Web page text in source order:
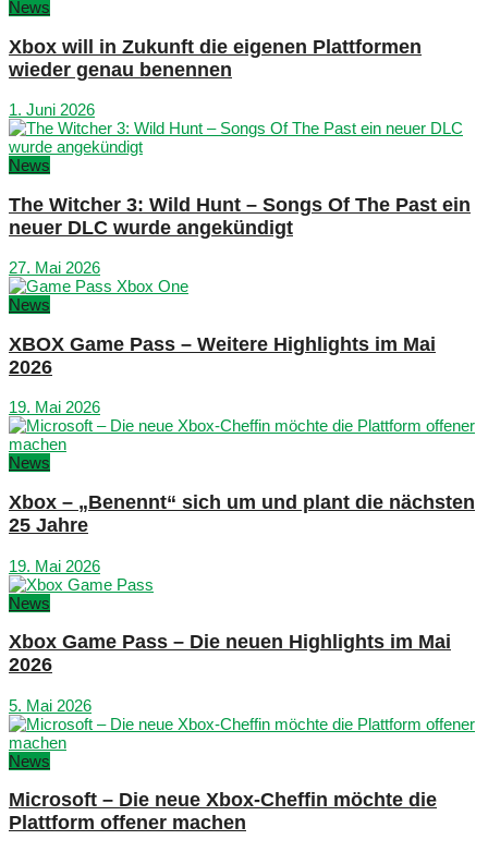
News
Xbox will in Zukunft die eigenen Plattformen
wieder genau benennen
1. Juni 2026
News
The Witcher 3: Wild Hunt – Songs Of The Past ein
neuer DLC wurde angekündigt
27. Mai 2026
News
XBOX Game Pass – Weitere Highlights im Mai
2026
19. Mai 2026
News
Xbox – „Benennt“ sich um und plant die nächsten
25 Jahre
19. Mai 2026
News
Xbox Game Pass – Die neuen Highlights im Mai
2026
5. Mai 2026
News
Microsoft – Die neue Xbox-Cheffin möchte die
Plattform offener machen